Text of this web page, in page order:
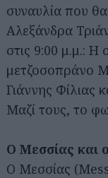
συναυλία που
Αλεξάνδρα
στις 9:00 μ.μ.:
μετζοσοπράνο
Γιάννης Φίλιας
Μαζί τους, το
Ο Μεσσίας και
Ο Μεσσίας